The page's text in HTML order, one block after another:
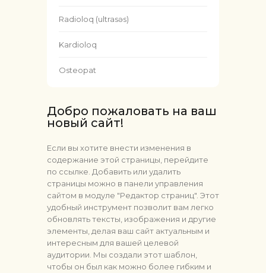
Radioloq (ultrasəs)
Kardioloq
Osteopat
Добро пожаловать на ваш
новый сайт!
Если вы хотите внести изменения в
содержание этой страницы, перейдите
по ссылке . Добавить или удалить
страницы можно в панели управления
сайтом в модуле "Редактор страниц" . Этот
удобный инструмент позволит вам легко
обновлять тексты, изображения и другие
элементы, делая ваш сайт актуальным и
интересным для вашей целевой
аудитории. Мы создали этот шаблон,
чтобы он был как можно более гибким и